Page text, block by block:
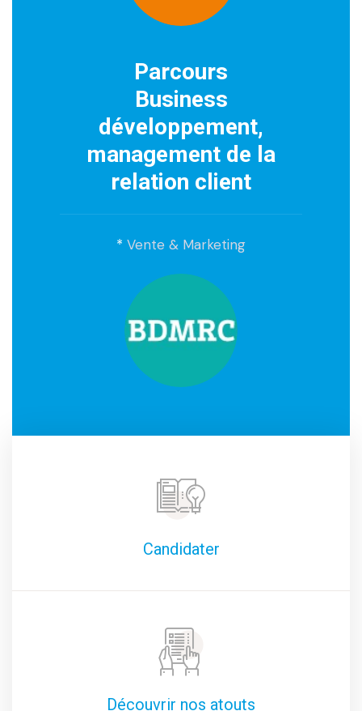
Parcours
Business
développement,
management de la
relation client
* Vente & Marketing
Candidater
Découvrir nos atouts